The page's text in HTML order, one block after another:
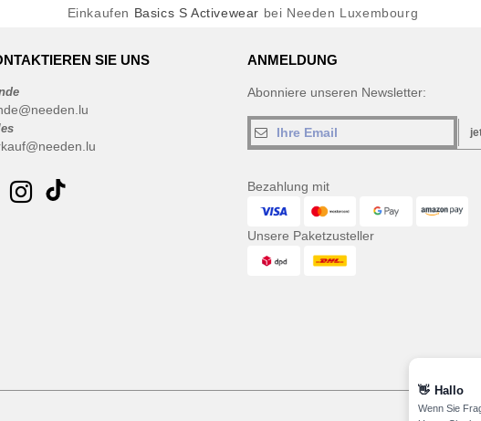
Einkaufen Basics S Activewear bei Needen Luxembourg
SIE UNS ANMELDUNG
Abonniere unseren Newsletter:
Bezahlung mit
Unsere Paketzusteller
👋 Hallo
Wenn Sie